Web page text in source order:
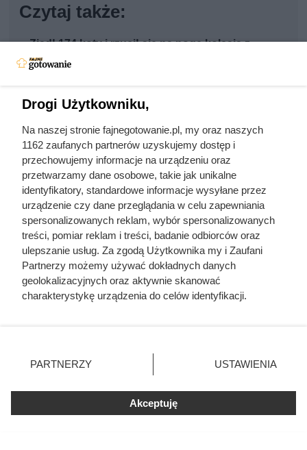
Czytaj także:
Zjadł 174 koty i rzucił się na nogę kolesia z
okrętu. Mroczny przypadek żołnierza z Polski
Ta Polka trzymała w garści europejską elitę. Jej
majątek i osiągnięcia przyprawiają o zawrót głowy
Córki Młynarskiego przerwały milczenie. „Żyliśmy
w strachu”
6 tysięcy morderców z UPA ruszyło, by wyrżnąć
wieś. Polacy stworzyli w niej prawdziwą twierdzę
Ta wojna po raz pierwszy złamała potęgę
imperialnej Rosji. Mało kto o niej pamięta
Drogi Użytkowniku,
Na naszej stronie fajnegotowanie.pl, my oraz naszych
1162 zaufanych partnerów uzyskujemy dostęp i
przechowujemy informacje na urządzeniu oraz
przetwarzamy dane osobowe, takie jak unikalne
identyfikatory, standardowe informacje wysyłane przez
urządzenie czy dane przeglądania w celu zapewniania
spersonalizowanych reklam, wybór spersonalizowanych
treści, pomiar reklam i treści, badanie odbiorców oraz
ulepszanie usług. Za zgodą Użytkownika my i Zaufani
Partnerzy możemy używać dokładnych danych
geolokalizacyjnych oraz aktywnie skanować
charakterystykę urządzenia do celów identyfikacji.
zmienić/wycofać klikając przycisk ustawień prywatności
znajdujący się w lewym dolnym rogu strony
rodzaje przetwarzania danych nie wymagają zgody
użytkownika, ale masz prawo sprzeciwić się takiemu
przetwarzaniu. Preferencje będą miały zastosowania tylko
PARTNERZY USTAWIENIA
Akceptuję